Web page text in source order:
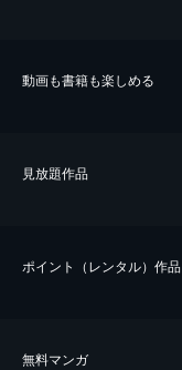
動画も書籍も楽しめる
⾒放題作品
ポイント（レンタル）作品
無料マンガ